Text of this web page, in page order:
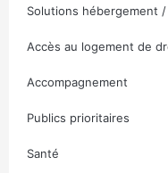
Solutions hébergement
Accès au logement de
Accompagnement
Publics prioritaires
Santé